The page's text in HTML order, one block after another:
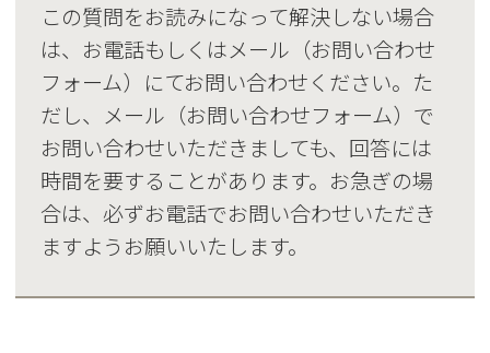
この質問をお読みになって解決しない場合
は、お電話もしくはメール（お問い合わせ
フォーム）にてお問い合わせください。た
だし、メール（お問い合わせフォーム）で
お問い合わせいただきましても、回答には
時間を要することがあります。お急ぎの場
合は、必ずお電話でお問い合わせいただき
ますようお願いいたします。